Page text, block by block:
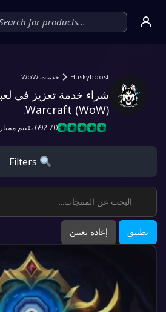
Huskyboost
خدمات WoW
Warcraft (WoW).
70 692 تقييم ممتاز
تطبيق إعادة تعيين